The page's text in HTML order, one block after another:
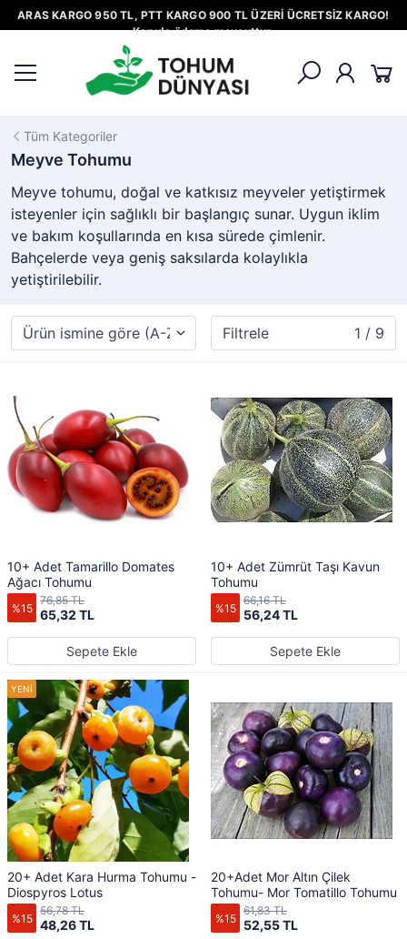
ARAS KARGO 950 TL, PTT KARGO 900 TL ÜZERİ ÜCRETSİZ KARGO!
Kapıda ödeme mevcuttur.
Tüm Kategoriler
Meyve Tohumu
Meyve tohumu, doğal ve katkısız meyveler yetiştirmek
isteyenler için sağlıklı bir başlangıç sunar. Uygun iklim
ve bakım koşullarında en kısa sürede çimlenir.
Bahçelerde veya geniş saksılarda kolaylıkla
yetiştirilebilir.
Filtrele 1 / 9
10+ Adet Tamarillo Domates
Ağacı Tohumu
%15 65,32 TL
76,85 TL
Sepete Ekle
10+ Adet Zümrüt Taşı Kavun
Tohumu
%15 56,24 TL
66,16 TL
Sepete Ekle
20+ Adet Kara Hurma Tohumu -
Diospyros Lotus
%15 48,26 TL
56,78 TL
20+Adet Mor Altın Çilek
Tohumu- Mor Tomatillo Tohumu
%15 52,55 TL
61,83 TL